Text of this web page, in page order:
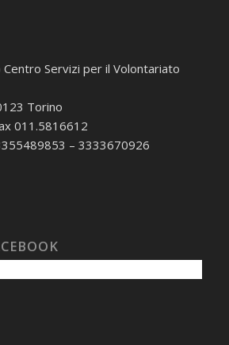
Servizi per il Volontariato
Torino
011.5816612
– 3333670926